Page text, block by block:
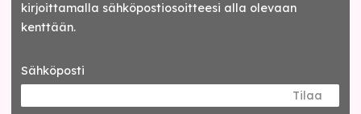
kirjoittamalla sähköpostiosoitteesi alla olevaan
kenttään.
Sähköposti
Tilaa